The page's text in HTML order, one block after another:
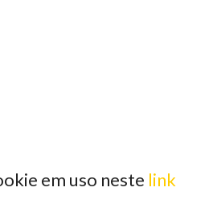
em uso neste link